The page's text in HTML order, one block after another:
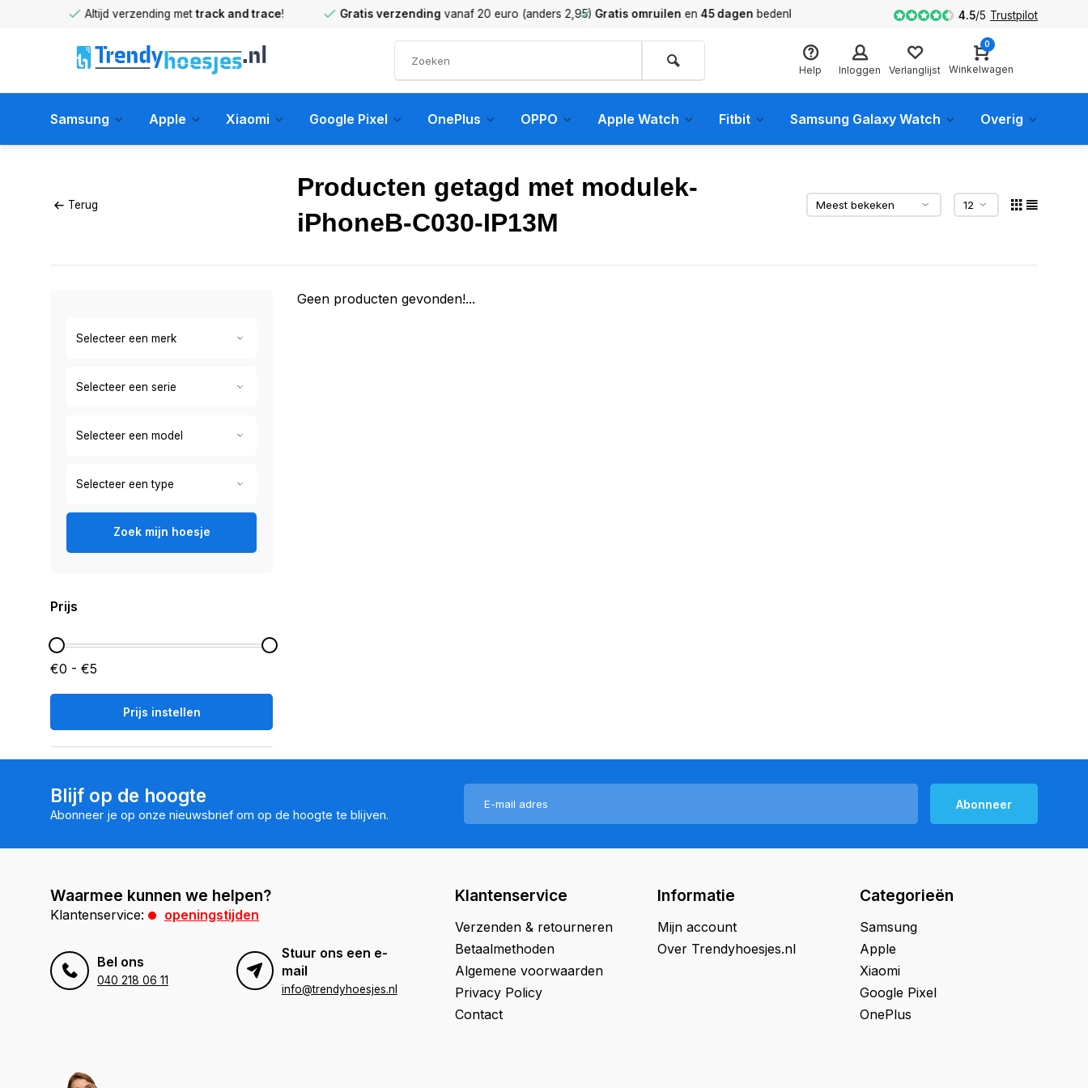
Altijd verzending mettrack and trace! Gratis verzendingvanaf 20 euro (anders 2,95) Gratis omruilenen 45 dagenbedenktijd 4.5/5 Trustpilot
Help Inloggen Verlanglijst
0
Winkelwagen
Samsung Apple Xiaomi Google Pixel OnePlus OPPO Apple Watch Fitbit Samsung Galaxy Watch Overig
Terug
Producten getagd met modulek-
iPhoneB-C030-IP13M
Zoek mijn hoesje
Prijs
€0 - €5
Prijs instellen
Geen producten gevonden!...
Blijf op de hoogte
Abonneer je op onze nieuwsbrief om op de hoogte te blijven.
Abonneer
Waarmee kunnen we helpen?
Klantenservice: openingstijden
Bel ons
040 218 06 11
Stuur ons een e-
mail
info@trendyhoesjes.nl
Klantenservice
Verzenden & retourneren
Betaalmethoden
Algemene voorwaarden
Privacy Policy
Contact
Informatie
Mijn account
Over Trendyhoesjes.nl
Categorieën
Samsung
Apple
Xiaomi
Google Pixel
OnePlus